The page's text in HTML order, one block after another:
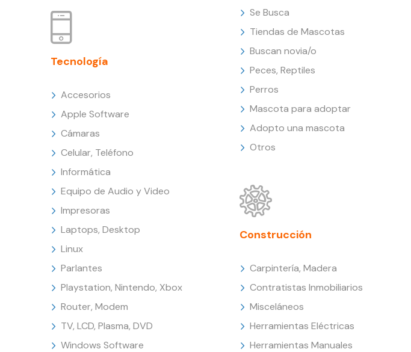
Tecnología
Accesorios
Apple Software
Cámaras
Celular, Teléfono
Informática
Equipo de Audio y Video
Impresoras
Laptops, Desktop
Linux
Parlantes
Playstation, Nintendo, Xbox
Router, Modem
TV, LCD, Plasma, DVD
Windows Software
Se Busca
Tiendas de Mascotas
Buscan novia/o
Peces, Reptiles
Perros
Mascota para adoptar
Adopto una mascota
Otros
Construcción
Carpintería, Madera
Contratistas Inmobiliarios
Misceláneos
Herramientas Eléctricas
Herramientas Manuales